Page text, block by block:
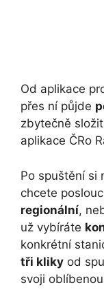
Od aplikace
přes ní půjde
zbytečně
aplikace ČRo
Po spuštění si
chcete
regionální,
už vybíráte
konkrétní
tři kliky od
svoji